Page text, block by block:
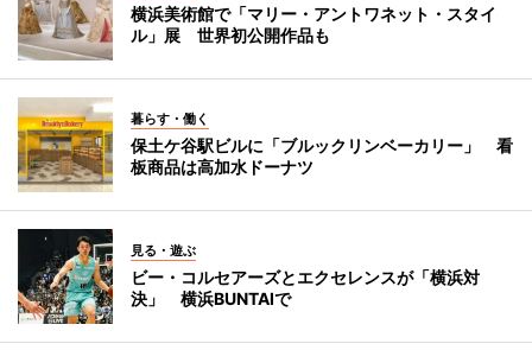
横浜美術館で「マリー・アントワネット・スタイ
ル」展 世界初公開作品も
暮らす・働く
保土ケ谷駅ビルに「ブルックリンベーカリー」 看
板商品は高加水ドーナツ
見る・遊ぶ
ビー・コルセアーズとエクセレンスが「横浜対
決」 横浜BUNTAIで